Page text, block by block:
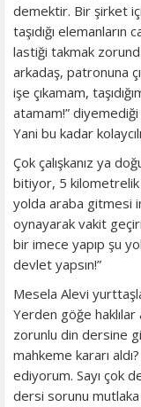
demektir. Bir şirket
taşıdığı
lastiği takmak
arkadaş, patronuna
işe çıkamam,
atamam!”
Yani bu kadar
Çok çalışkanız ya
bitiyor, 5 kilometrelik
yolda araba gitmesi
oynayarak vakit
bir imece yapıp şu
devlet yapsın!”
Mesela Alevi
Yerden göğe
zorunlu din dersine
mahkeme kararı
ediyorum. Sayı çok
dersi sorunu